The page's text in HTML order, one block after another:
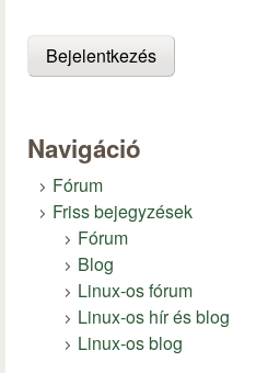
Navigáció
Fórum
Friss bejegyzések
Fórum
Blog
Linux-os fórum
Linux-os hír és blog
Linux-os blog